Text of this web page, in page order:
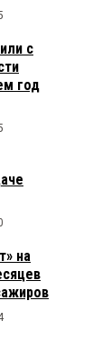
с
год
на